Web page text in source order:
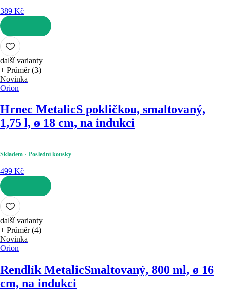
389 Kč
DO KOŠÍKU
další varianty
+ Průměr (3)
Novinka
Orion
Hrnec MetalicS pokličkou, smaltovaný,
1,75 l, ø 18 cm, na indukci
Skladem Poslední kousky
499 Kč
DO KOŠÍKU
další varianty
+ Průměr (4)
Novinka
Orion
Rendlík MetalicSmaltovaný, 800 ml, ø 16
cm, na indukci